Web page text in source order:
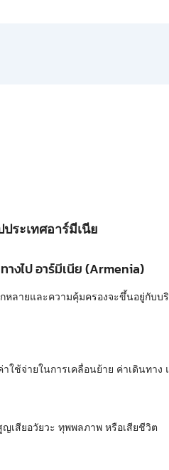
ระเทศอาร์มีเนีย
งไป อาร์มีเนีย (Armenia)
หลายและความคุ้มครองจะขึ้นอยู่กับ
าใช้จ่ายในการเคลื่อนย้าย ค่าเดินท
เสียอวัยวะ ทุพพลภาพ หรือเสียชีวิต